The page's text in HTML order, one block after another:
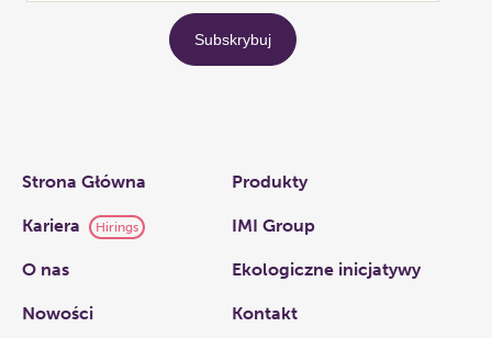
Links
Strona Główna Produkty
Kariera Hirings IMI Group
O nas​ Ekologiczne inicjatywy
Nowości Kontakt